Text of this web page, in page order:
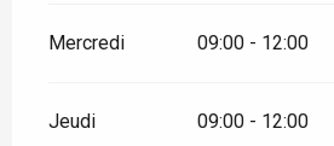
Mercredi 09:00 - 12:00
Jeudi 09:00 - 12:00